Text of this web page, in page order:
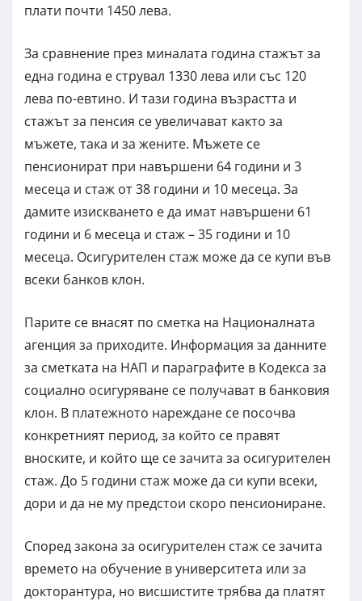
плати почти 1450 лева.
За сравнение през миналата година стажът за
една година е струвал 1330 лева или със 120
лева по-евтино. И тази година възрастта и
стажът за пенсия се увеличават както за
мъжете, така и за жените. Мъжете се
пенсионират при навършени 64 години и 3
месеца и стаж от 38 години и 10 месеца. За
дамите изискването е да имат навършени 61
години и 6 месеца и стаж – 35 години и 10
месеца. Осигурителен стаж може да се купи във
всеки банков клон.
Парите се внасят по сметка на Националната
агенция за приходите. Информация за данните
за сметката на НАП и параграфите в Кодекса за
социално осигуряване се получават в банковия
клон. В платежното нареждане се посочва
конкретният период, за който се правят
вноските, и който ще се зачита за осигурителен
стаж. До 5 години стаж може да си купи всеки,
дори и да не му предстои скоро пенсиониране.
Според закона за осигурителен стаж се зачита
времето на обучение в университета или за
докторантура, но висшистите трябва да платят